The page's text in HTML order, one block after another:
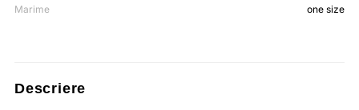
Marime one size
Descriere